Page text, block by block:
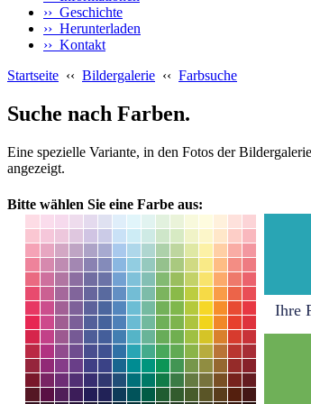
›› Geschichte
›› Herunterladen
›› Kontakt
Startseite ‹‹ Bildergalerie ‹‹ Farbsuche
Suche nach Farben.
Eine spezielle Variante, in den Fotos der
angezeigt.
Bitte wählen Sie eine Farbe aus:
Ihre